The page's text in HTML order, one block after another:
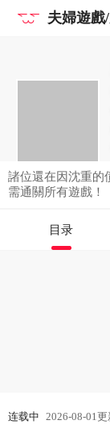
夫婦遊戲
諸位還在因沈重的
需通關所有遊戲！
目录
连载中 2026-08-01更